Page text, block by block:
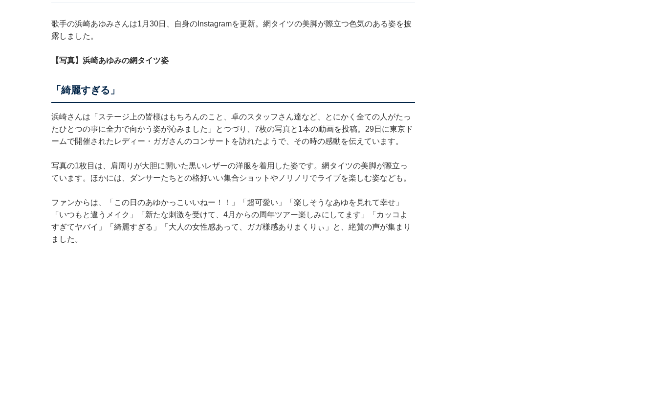
歌手の浜崎あゆみさんは1月30日、自身のInstagramを更新。網タイツの美脚が際立つ色気のある姿を披
露しました。
【写真】浜崎あゆみの網タイツ姿
「綺麗すぎる」
浜崎さんは「ステージ上の皆様はもちろんのこと、卓のスタッフさん達など、とにかく全ての人がたっ
たひとつの事に全力で向かう姿が沁みました」とつづり、7枚の写真と1本の動画を投稿。29日に東京ド
ームで開催されたレディー・ガガさんのコンサートを訪れたようで、その時の感動を伝えています。
写真の1枚目は、肩周りが大胆に開いた黒いレザーの洋服を着用した姿です。網タイツの美脚が際立っ
ています。ほかには、ダンサーたちとの格好いい集合ショットやノリノリでライブを楽しむ姿なども。
ファンからは、「この日のあゆかっこいいねー！！」「超可愛い」「楽しそうなあゆを見れて幸せ」
「いつもと違うメイク」「新たな刺激を受けて、4月からの周年ツアー楽しみにしてます」「カッコよ
すぎてヤバイ」「綺麗すぎる」「大人の女性感あって、ガガ様感ありまくりぃ」と、絶賛の声が集まり
ました。